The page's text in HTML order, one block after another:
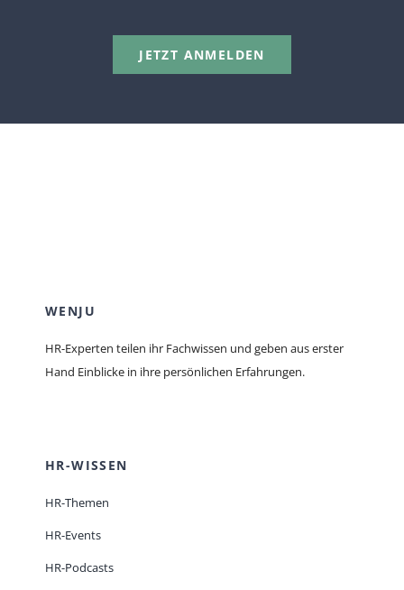
JETZT ANMELDEN
WENJU
HR-Experten teilen ihr Fachwissen und geben aus erster
Hand Einblicke in ihre persönlichen Erfahrungen.
HR-WISSEN
HR-Themen
HR-Events
HR-Podcasts